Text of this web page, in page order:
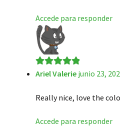
Accede para responder
Valorado en5
Ariel Valerie junio 23,
Really nice, love the
Accede para responder